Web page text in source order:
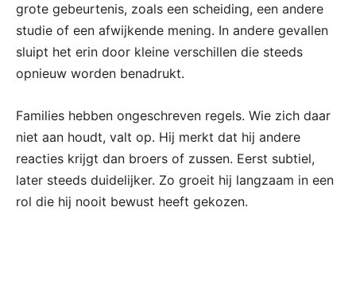
grote gebeurtenis, zoals een scheiding, een andere
studie of een afwijkende mening. In andere gevallen
sluipt het erin door kleine verschillen die steeds
opnieuw worden benadrukt.
Families hebben ongeschreven regels. Wie zich daar
niet aan houdt, valt op. Hij merkt dat hij andere
reacties krijgt dan broers of zussen. Eerst subtiel,
later steeds duidelijker. Zo groeit hij langzaam in een
rol die hij nooit bewust heeft gekozen.